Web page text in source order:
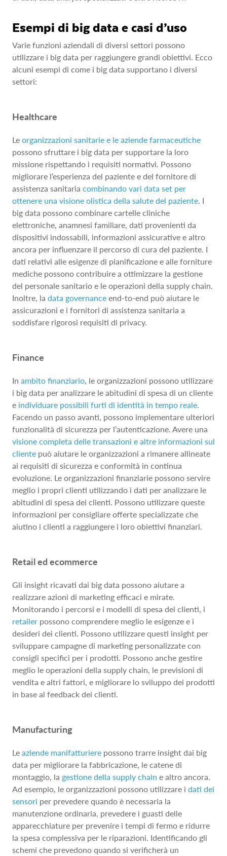
Esempi di big data e casi d’uso
Varie funzioni aziendali di diversi settori possono
utilizzare i big data per raggiungere grandi obiettivi. Ecco
alcuni esempi di come i big data supportano i diversi
settori:
Healthcare
Le organizzazioni sanitarie e le aziende farmaceutiche
possono sfruttare i big data per supportare la loro
missione rispettando i requisiti normativi. Possono
migliorare l’esperienza del paziente e del fornitore di
assistenza sanitaria combinando vari data set per
ottenere una visione olistica della salute del paziente. I
big data possono combinare cartelle cliniche
elettroniche, anamnesi familiare, dati provenienti da
dispositivi indossabili, informazioni assicurative e altro
ancora per influenzare il percorso di cura del paziente. I
dati relativi alle esigenze di pianificazione e alle forniture
mediche possono contribuire a ottimizzare la gestione
del personale sanitario e le operazioni della supply chain.
Inoltre, la data governance end-to-end può aiutare le
assicurazioni e i fornitori di assistenza sanitaria a
soddisfare rigorosi requisiti di privacy.
Finance
In ambito finanziario, le organizzazioni possono utilizzare
i big data per analizzare le abitudini di spesa di un cliente
e individuare possibili furti di identità in tempo reale.
Facendo un passo avanti, possono implementare ulteriori
funzionalità di sicurezza per l’autenticazione. Avere una
visione completa delle transazioni e altre informazioni sul
cliente può aiutare le organizzazioni a rimanere allineate
ai requisiti di sicurezza e conformità in continua
evoluzione. Le organizzazioni finanziarie possono servire
meglio i propri clienti utilizzando i dati per analizzare le
abitudini di spesa dei clienti. Possono utilizzare queste
informazioni per consigliare offerte specializzate che
aiutino i clienti a raggiungere i loro obiettivi finanziari.
Retail ed ecommerce
Gli insight ricavati dai big data possono aiutare a
realizzare azioni di marketing efficaci e mirate.
Monitorando i percorsi e i modelli di spesa dei clienti, i
retailer possono comprendere meglio le esigenze e i
desideri dei clienti. Possono utilizzare questi insight per
sviluppare campagne di marketing personalizzate con
consigli specifici per i prodotti. Possono anche gestire
meglio le operazioni della supply chain, le previsioni di
vendita e altri fattori, e migliorare lo sviluppo dei prodotti
in base al feedback dei clienti.
Manufacturing
Le aziende manifatturiere possono trarre insight dai big
data per migliorare la fabbricazione, le catene di
montaggio, la gestione della supply chain e altro ancora.
Ad esempio, le organizzazioni possono utilizzare i dati dei
sensori per prevedere quando è necessaria la
manutenzione ordinaria, prevedere i guasti delle
apparecchiature per prevenire i tempi di fermo e ridurre
la spesa complessiva per le riparazioni. Identificando gli
schemi che prevedono quando si verificherà un